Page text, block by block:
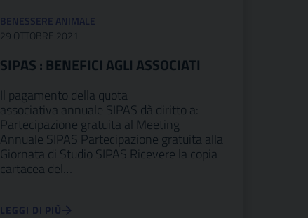
BENESSERE ANIMALE
29 OTTOBRE 2021
SIPAS : BENEFICI AGLI ASSOCIATI
Il pagamento della quota
associativa annuale SIPAS dà diritto a:
Partecipazione gratuita al Meeting
Annuale SIPAS Partecipazione gratuita alla
Giornata di Studio SIPAS Ricevere la copia
cartacea del…
LEGGI DI PIÙ